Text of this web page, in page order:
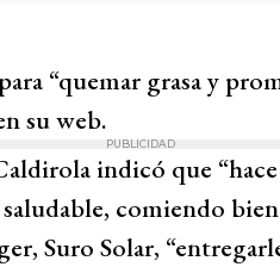
“quemar grasa y
su web.
PUBLICIDAD
indicó que
comiendo
Suro Solar,